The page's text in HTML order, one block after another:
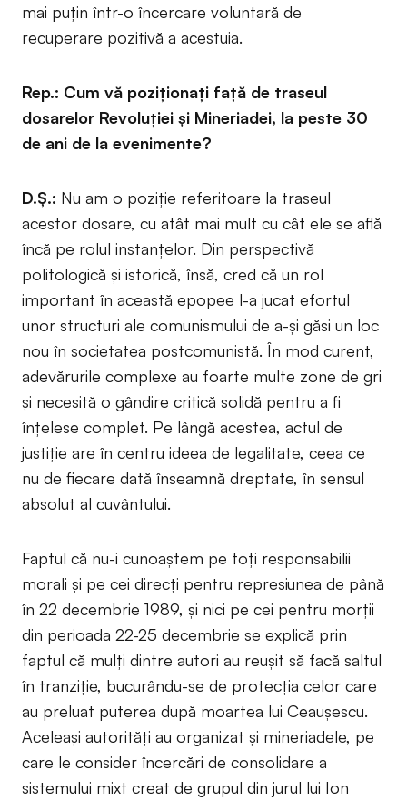
mai puțin într-o încercare voluntară de
recuperare pozitivă a acestuia.
Rep.: Cum vă poziționați față de traseul
dosarelor Revoluției și Mineriadei, la peste 30
de ani de la evenimente?
D.Ș.: Nu am o poziție referitoare la traseul
acestor dosare, cu atât mai mult cu cât ele se află
încă pe rolul instanțelor. Din perspectivă
politologică și istorică, însă, cred că un rol
important în această epopee l-a jucat efortul
unor structuri ale comunismului de a-și găsi un loc
nou în societatea postcomunistă. În mod curent,
adevărurile complexe au foarte multe zone de gri
și necesită o gândire critică solidă pentru a fi
înțelese complet. Pe lângă acestea, actul de
justiție are în centru ideea de legalitate, ceea ce
nu de fiecare dată înseamnă dreptate, în sensul
absolut al cuvântului.
Faptul că nu-i cunoaștem pe toți responsabilii
morali și pe cei direcți pentru represiunea de până
în 22 decembrie 1989, și nici pe cei pentru morții
din perioada 22-25 decembrie se explică prin
faptul că mulți dintre autori au reușit să facă saltul
în tranziție, bucurându-se de protecția celor care
au preluat puterea după moartea lui Ceaușescu.
Aceleași autorități au organizat și mineriadele, pe
care le consider încercări de consolidare a
sistemului mixt creat de grupul din jurul lui Ion